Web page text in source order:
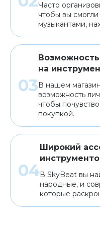
Часто
чтобы вы
музыкантами,
на
В нашем
возможность
чтобы
покупкой.
Широкий
В SkyBeat вы
народные, и
которые